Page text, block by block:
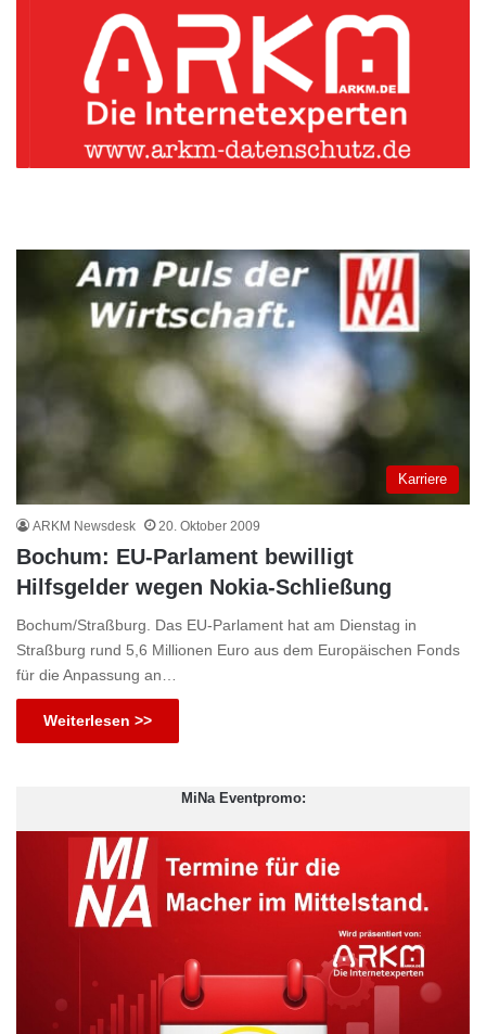
Karriere
ARKM Newsdesk 20. Oktober 2009
Bochum: EU-Parlament bewilligt
Hilfsgelder wegen Nokia-Schließung
Bochum/Straßburg. Das EU-Parlament hat am Dienstag in
Straßburg rund 5,6 Millionen Euro aus dem Europäischen Fonds
für die Anpassung an…
Weiterlesen >>
MiNa Eventpromo: